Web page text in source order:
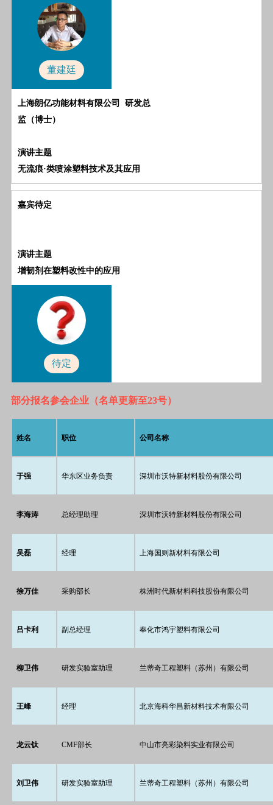
董建廷
上海朗亿功能材料有限公司 研发总
监（博士）
演讲主题
无流痕·类喷涂塑料技术及其应用
嘉宾待定
演讲主题
增韧剂在塑料改性中的应用
待定
部分报名参会企业（名单更新至23号）
姓名 职位 公司名称
于强 华东区业务负责 深圳市沃特新材料股份有限公司
李海涛 总经理助理 深圳市沃特新材料股份有限公司
吴磊 经理 上海国则新材料有限公司
徐万佳 采购部长 株洲时代新材料科技股份有限公司
吕卡利 副总经理 奉化市鸿宇塑料有限公司
柳卫伟 研发实验室助理 兰蒂奇工程塑料（苏州）有限公司
王峰 经理 北京海科华昌新材料技术有限公司
龙云钛 CMF部长 中山市亮彩染料实业有限公司
刘卫伟 研发实验室助理 兰蒂奇工程塑料（苏州）有限公司